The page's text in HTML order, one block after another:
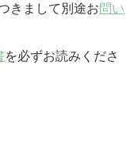
きまして別途お問い
を必ずお読みくださ